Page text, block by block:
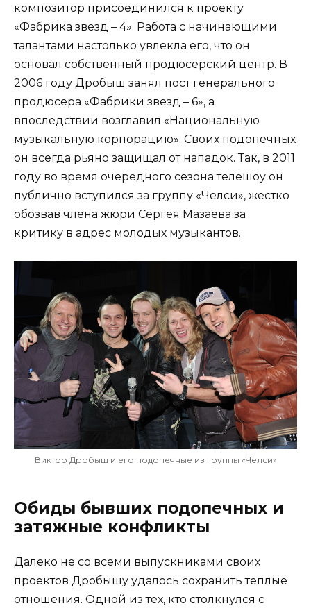
композитор присоединился к проекту
«Фабрика звезд – 4». Работа с начинающими
талантами настолько увлекла его, что он
основал собственный продюсерский центр. В
2006 году Дробыш занял пост генерального
продюсера «Фабрики звезд – 6», а
впоследствии возглавил «Национальную
музыкальную корпорацию». Своих подопечных
он всегда рьяно защищал от нападок. Так, в 2011
году во время очередного сезона телешоу он
публично вступился за группу «Челси», жестко
обозвав члена жюри Сергея Мазаева за
критику в адрес молодых музыкантов.
Виктор Дробыш и его подопечные из группы «Челси»
Обиды бывших подопечных и
затяжные конфликты
Далеко не со всеми выпускниками своих
проектов Дробышу удалось сохранить теплые
отношения. Одной из тех, кто столкнулся с